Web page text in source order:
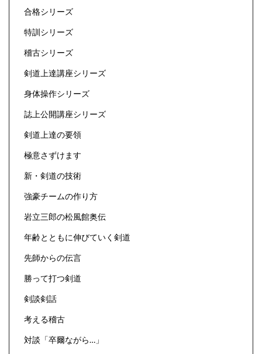
合格シリーズ
特訓シリーズ
稽古シリーズ
剣道上達講座シリーズ
身体操作シリーズ
誌上公開講座シリーズ
剣道上達の要領
極意さずけます
新・剣道の技術
強豪チームの作り方
岩立三郎の松風館奥伝
年齢とともに伸びていく剣道
先師からの伝言
勝って打つ剣道
剣談剣話
考える稽古
対談「卒爾ながら…」